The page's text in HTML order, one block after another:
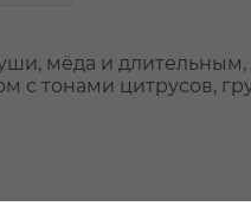
мёда и длительным,
с тонами цитрусов,